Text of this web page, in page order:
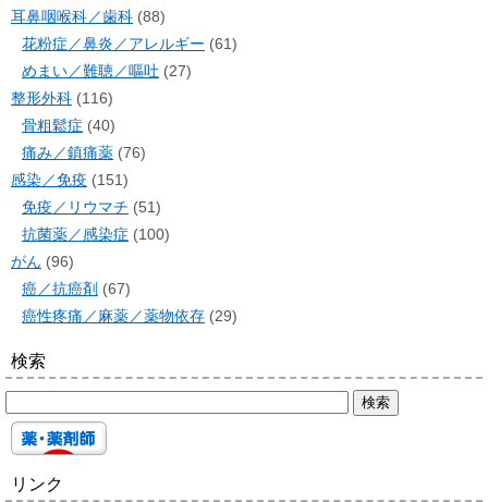
耳鼻咽喉科／歯科 (88)
花粉症／鼻炎／アレルギー (61)
めまい／難聴／嘔吐 (27)
整形外科 (116)
骨粗鬆症 (40)
痛み／鎮痛薬 (76)
感染／免疫 (151)
免疫／リウマチ (51)
抗菌薬／感染症 (100)
がん (96)
癌／抗癌剤 (67)
癌性疼痛／麻薬／薬物依存 (29)
検索
リンク